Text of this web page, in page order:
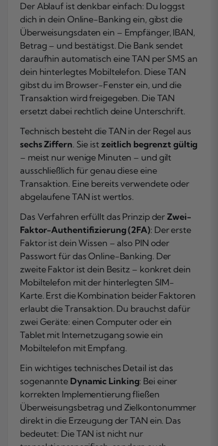
Der Ablauf ist denkbar einfach: Du loggst
dich in dein Online-Banking ein, gibst die
Überweisungsdaten ein – Empfänger, IBAN,
Betrag – und bestätigst. Die Bank sendet
daraufhin automatisch eine TAN per SMS an
dein hinterlegtes Mobiltelefon. Diese TAN
gibst du im Browser-Fenster ein, und die
Transaktion wird freigegeben. Die TAN
ersetzt dabei rechtlich deine Unterschrift.
Technisch besteht die TAN in der Regel aus
sechs Ziffern. Sie istzeitlich begrenzt gültig
– meist nur wenige Minuten – und gilt
ausschließlich für genau diese eine
Transaktion. Eine bereits verwendete oder
abgelaufene TAN ist wertlos.
Das Verfahren erfüllt das Prinzip derZwei-
Faktor-Authentifizierung (2FA): Der erste
Faktor ist dein Wissen – also PIN oder
Passwort für das Online-Banking. Der
zweite Faktor ist dein Besitz – konkret dein
Mobiltelefon mit der hinterlegten SIM-
Karte. Erst die Kombination beider Faktoren
erlaubt die Transaktion. Du brauchst dafür
zwei Geräte: einen Computer oder ein
Tablet mit Internetzugang sowie ein
Mobiltelefon mit Empfang.
Ein wichtiges technisches Detail ist das
sogenannte Dynamic Linking: Bei einer
korrekten Implementierung fließen
Überweisungsbetrag und Zielkontonummer
direkt in die Erzeugung der TAN ein. Das
bedeutet: Die TAN ist nicht nur